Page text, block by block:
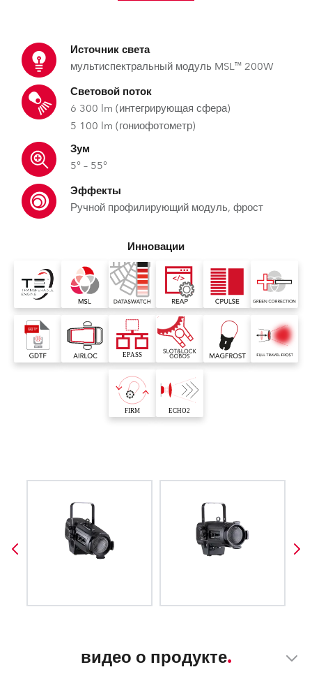
Источник света
мультиспектральный модуль MSL™ 200W
Световой поток
6 300 lm (интегрирующая сфера)
5 100 lm (гониофотометр)
Зум
5° – 55°
Эффекты
Ручной профилирующий модуль, фрост
Инновации
видео о продукте